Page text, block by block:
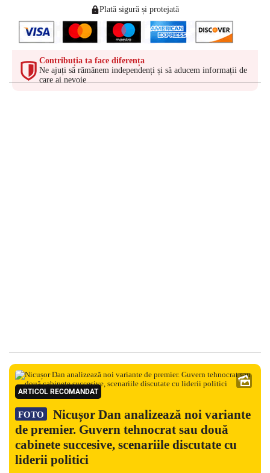
Plată sigură și protejată
Contribuția ta face diferența
Ne ajuți să rămânem independenți și să aducem informații de
care ai nevoie
ARTICOL RECOMANDAT
FOTO
Nicușor Dan analizează noi variante
de premier. Guvern tehnocrat sau două
cabinete succesive, scenariile discutate cu
liderii politici